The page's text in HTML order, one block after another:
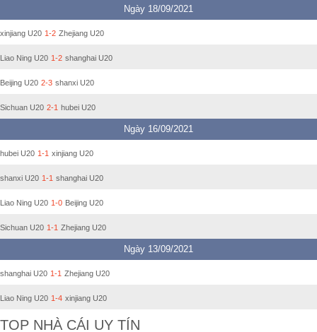
Ngày 18/09/2021
xinjiang U20 1-2 Zhejiang U20
Liao Ning U20 1-2 shanghai U20
Beijing U20 2-3 shanxi U20
Sichuan U20 2-1 hubei U20
Ngày 16/09/2021
hubei U20 1-1 xinjiang U20
shanxi U20 1-1 shanghai U20
Liao Ning U20 1-0 Beijing U20
Sichuan U20 1-1 Zhejiang U20
Ngày 13/09/2021
shanghai U20 1-1 Zhejiang U20
Liao Ning U20 1-4 xinjiang U20
TOP NHÀ CÁI UY TÍN